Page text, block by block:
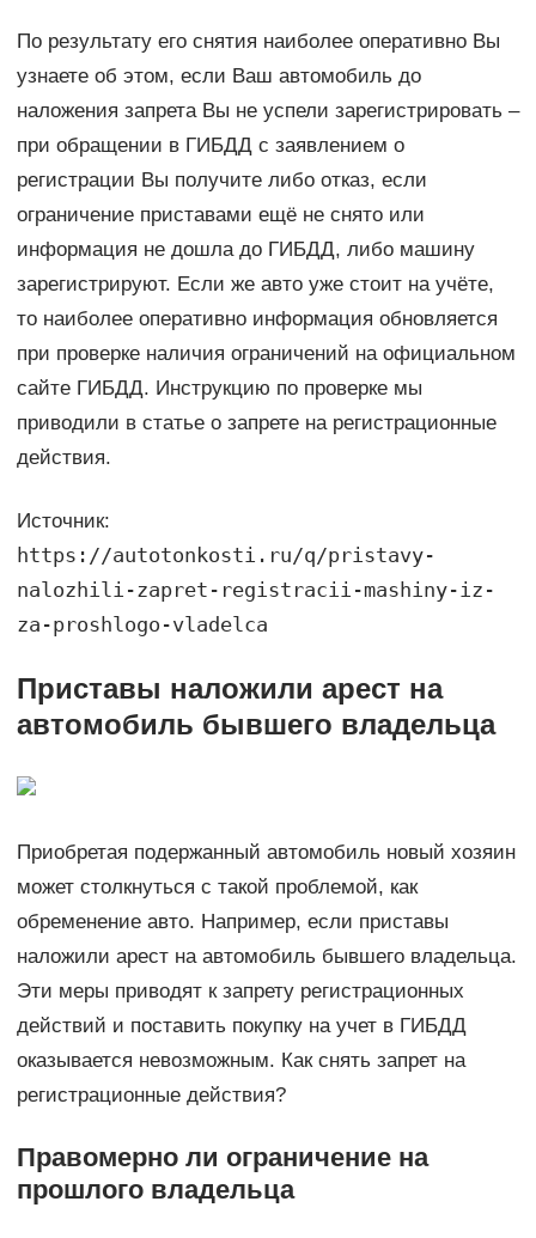
По результату его снятия наиболее оперативно Вы
узнаете об этом, если Ваш автомобиль до
наложения запрета Вы не успели зарегистрировать –
при обращении в ГИБДД с заявлением о
регистрации Вы получите либо отказ, если
ограничение приставами ещё не снято или
информация не дошла до ГИБДД, либо машину
зарегистрируют. Если же авто уже стоит на учёте,
то наиболее оперативно информация обновляется
при проверке наличия ограничений на официальном
сайте ГИБДД. Инструкцию по проверке мы
приводили в статье о запрете на регистрационные
действия.
Источник:
https://autotonkosti.ru/q/pristavy-
nalozhili-zapret-registracii-mashiny-iz-
za-proshlogo-vladelca
Приставы наложили арест на
автомобиль бывшего владельца
Приобретая подержанный автомобиль новый хозяин
может столкнуться с такой проблемой, как
обременение авто. Например, если приставы
наложили арест на автомобиль бывшего владельца.
Эти меры приводят к запрету регистрационных
действий и поставить покупку на учет в ГИБДД
оказывается невозможным. Как снять запрет на
регистрационные действия?
Правомерно ли ограничение на
прошлого владельца